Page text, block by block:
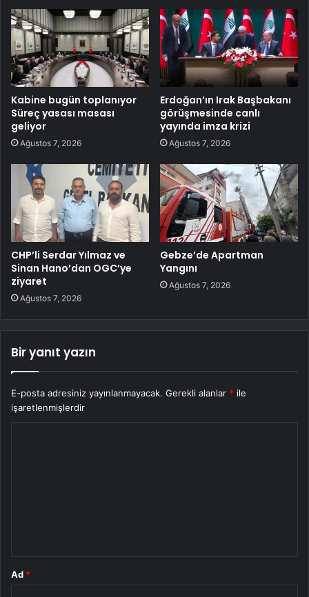
Kabine bugün toplanıyor
Süreç yasası masası
geliyor
Ağustos 7, 2026
Erdoğan’ın Irak Başbakanı
görüşmesinde canlı
yayında imza krizi
Ağustos 7, 2026
CHP’li Serdar Yılmaz ve
Sinan Hano’dan OGC’ye
ziyaret
Ağustos 7, 2026
Gebze’de Apartman
Yangını
Ağustos 7, 2026
Bir yanıt yazın
E-posta adresiniz yayınlanmayacak. Gerekli alanlar * ile
işaretlenmişlerdir
Ad *